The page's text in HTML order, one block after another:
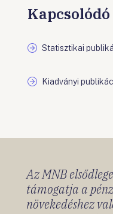
Statisztikai
Kiadványi
Az MNB
támogatja a
növekedéshez